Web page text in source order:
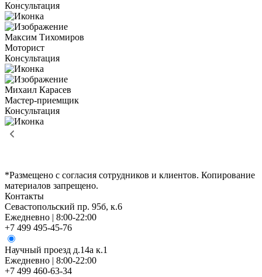
Консультация
Максим Тихомиров
Моторист
Консультация
Михаил Карасев
Мастер-приемщик
Консультация
*Размещено с согласия сотрудников и клиентов. Копирование
материалов запрещено.
Контакты
Севастопольский пр. 95б, к.6
Ежедневно | 8:00-22:00
+7 499 495-45-76
Научный проезд д.14а к.1
Ежедневно | 8:00-22:00
+7 499 460-63-34